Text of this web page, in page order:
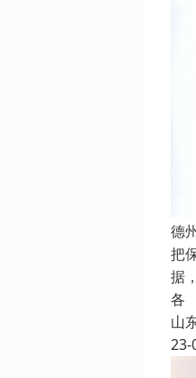
德
把
据
各
山
23-